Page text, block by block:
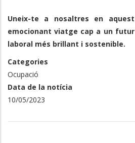
Uneix-te a nosaltres en aquest
emocionant viatge cap a un futur
laboral més brillant i sostenible.
Categories
Ocupació
Data de la notícia
10/05/2023